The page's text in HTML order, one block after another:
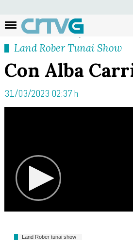
Land Rober Tunai Show
Con Alba
31/03/2023 02:37 h
Land Rober tunai show